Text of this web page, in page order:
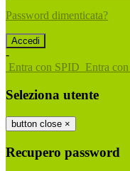
Password dimenticata?
-
Entra con SPID Entra
Seleziona utente
button close ×
Recupero password